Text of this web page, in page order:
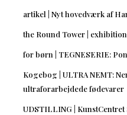
artikel | Nyt hovedværk af
the Round Tower |
for børn | TEGNESERIE:
Kogebog | ULTRA NEMT:
ultraforarbejdede fødevarer
UDSTILLING |